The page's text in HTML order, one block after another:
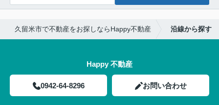
久留米市で不動産をお探しならHappy不動産 沿線から探す
Happy 不動産
0942-64-8296 お問い合わせ